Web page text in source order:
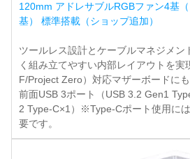
120mm アドレサブルRGBファン4基
基） 標準搭載（ショップ追加）
ツールレス設計とケーブルマネジメン
く組み立てやすい内部レイアウトを実
F/Project Zero）対応マザーボードにも
前面USB 3ポート（USB 3.2 Gen1
2 Type-C×1）※Type-Cポート使用に
要です。